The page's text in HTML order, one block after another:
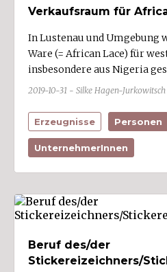
Fontanella
Frastanz (3)
Fraxern
Fußach (3)
Gaißau (1)
Gaschurn
Göfis (2)
Götzis (10)
Hard (7)
Hittisau
Höchst (3)
Verkaufsraum für
In Lustenau und Umgebung
Ware (= African Lace) für
insbesondere aus Nigeria
2019-10-31 - Silke Hagen-Jurkowitsch
Erzeugnisse Personen
UnternehmerInnen
Beruf des/der
Stickereizeichners/